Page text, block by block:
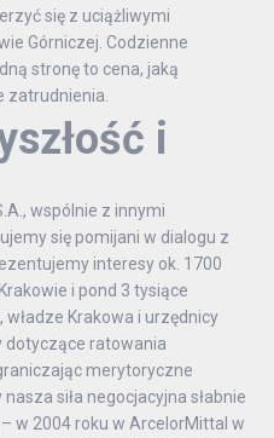
się z uciążliwymi
Górniczej. Codzienne
stronę to cena, jaką
zatrudnienia.
i
wspólnie z innymi
się pomijani w dialogu z
interesy ok. 1700
i pond 3 tysiące
Krakowa i urzędnicy
dotyczące ratowania
merytoryczne
siła negocjacyjna słabnie
w 2004 roku w ArcelorMittal w